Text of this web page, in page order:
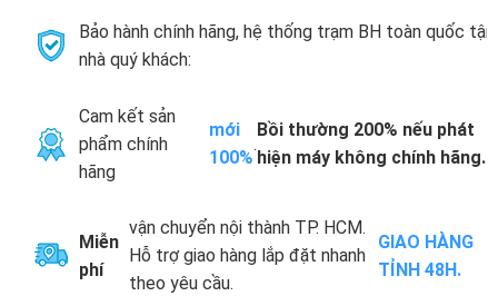
Bảo hành chính hãng, hệ thống trạm BH toàn quốc tận
nhà quý khách:
Cam kết sản
phẩm chính
hãng
mới
100%
.
Bồi thường 200% nếu phát
hiện máy không chính hãng.
Miễn
phí
vận chuyển nội thành TP. HCM.
Hỗ trợ giao hàng lắp đặt nhanh
theo yêu cầu.
GIAO HÀNG
TỈNH 48H.